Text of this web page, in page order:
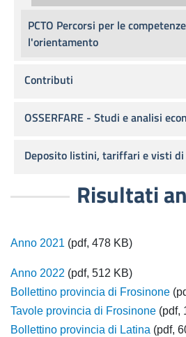
Risultati
Anno 2021 (pdf, 478 KB)
Anno 2022 (pdf, 512 KB)
Bollettino provincia di Frosinone
Tavole provincia di Frosinone (pdf,
Bollettino provincia di Latina (pdf,
PCTO Percorsi per le
l'orientamento
Contributi
OSSERFARE - Studi e analisi
Deposito listini, tariffari e visti